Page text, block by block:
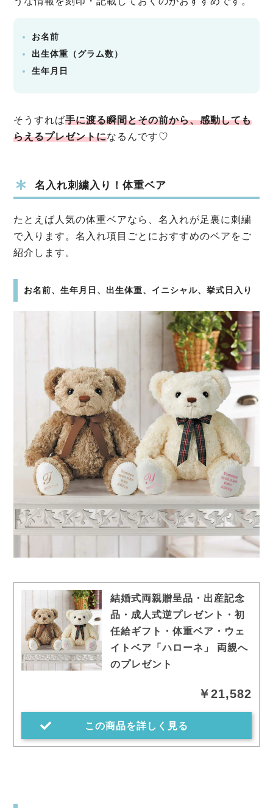
お名前
出生体重（グラム数）
生年月日
そうすれば手に渡る瞬間とその前から、感動しても
らえるプレゼントになるんです♡
名入れ刺繍入り！体重ベア
たとえば人気の体重ベアなら、名入れが足裏に刺繍
で入ります。名入れ項目ごとにおすすめのベアをご
紹介します。
お名前、生年月日、出生体重、イニシャル、挙式日入り
結婚式両親贈呈品・出産記念
品・成人式逆プレゼント・初
任給ギフト・体重ベア・ウェ
イトベア「ハローネ」 両親へ
のプレゼント
￥21,582
この商品を詳しく見る